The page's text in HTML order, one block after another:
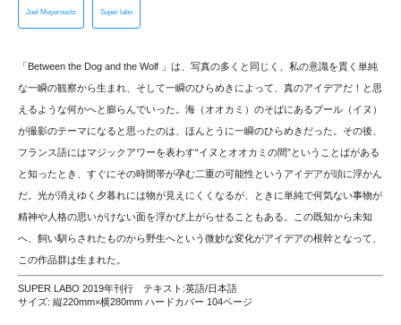
Joel Meyerowitz Super labo
「Between the Dog and the Wolf 」は、写真の多くと同じく、私の意識を貫く単純
な一瞬の観察から生まれ、そして一瞬のひらめきによって、真のアイデアだ！と思
えるような何かへと膨らんでいった。海（オオカミ）のそばにあるプール（イヌ）
が撮影のテーマになると思ったのは、ほんとうに一瞬のひらめきだった。その後、
フランス語にはマジックアワーを表わす“イヌとオオカミの間”ということばがある
と知ったとき、すぐにその時間帯が孕む二重の可能性というアイデアが頭に浮かん
だ。光が消えゆく夕暮れには物が見えにくくなるが、ときに単純で何気ない事物が
精神や人格の思いがけない面を浮かび上がらせることもある。この既知から未知
へ、飼い馴らされたものから野生へという微妙な変化がアイデアの根幹となって、
この作品群は生まれた。
SUPER LABO 2019年刊行 テキスト:英語/日本語
サイズ: 縦220mm×横280mm ハードカバー 104ページ